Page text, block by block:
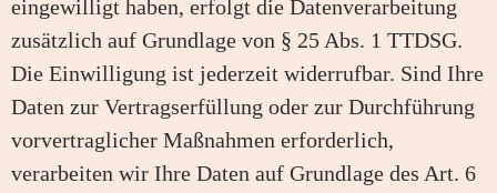
eingewilligt haben, erfolgt die Datenverarbeitung
zusätzlich auf Grundlage von § 25 Abs. 1 TTDSG.
Die Einwilligung ist jederzeit widerrufbar. Sind Ihre
Daten zur Vertragserfüllung oder zur Durchführung
vorvertraglicher Maßnahmen erforderlich,
verarbeiten wir Ihre Daten auf Grundlage des Art. 6